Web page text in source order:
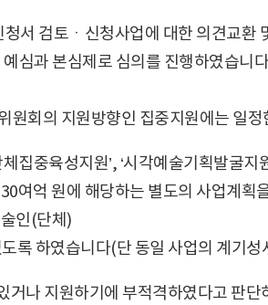
서 검토ㆍ신청사업에 대한 의견교환
과 본심제로 심의를 진행하였습니
회의 지원방향인 집중지원에는 일
집중육성지원’, ‘시각예술기획발굴
여억 원에 해당하는 별도의 사업계획
인(단체)
록 하였습니다(단 동일 사업의 계기성
나 지원하기에 부적격하였다고 판단